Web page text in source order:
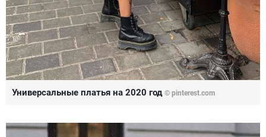
Универсальные платья на 2020 год © pinterest.com